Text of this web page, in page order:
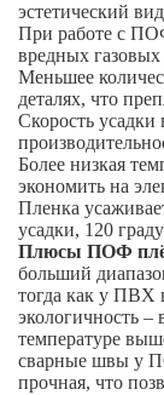
эстетический
При работе с
вредных
Меньшее
деталях, что
Скорость усадки
Более низкая
экономить на
Пленка
усадки, 120
Плюсы ПОФ
больший
тогда как у ПВХ
экологичность
температуре
сварные швы у
прочная, что